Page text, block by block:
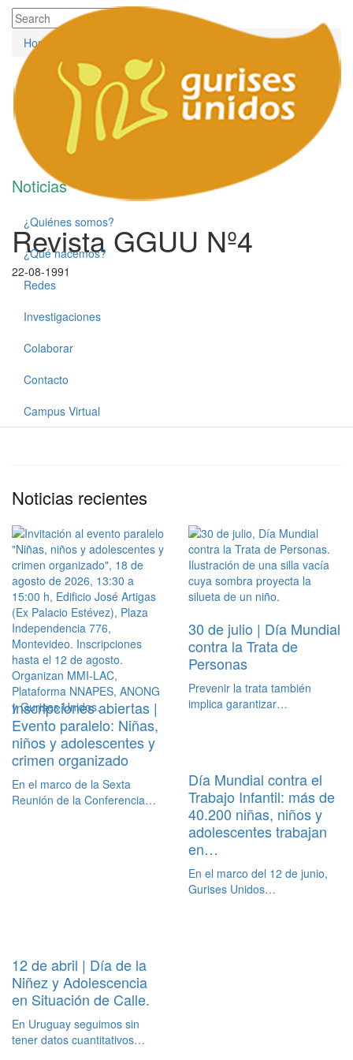
¿Quiénes somos?
¿Qué hacemos?
Redes
Investigaciones
Colaborar
Contacto
Campus Virtual
Home Revista GGUU Nº4
Noticias
Revista GGUU Nº4
22-08-1991
Noticias recientes
Inscripciones abiertas |
Evento paralelo: Niñas,
niños y adolescentes y
crimen organizado
En el marco de la Sexta
Reunión de la Conferencia…
30 de julio | Día Mundial
contra la Trata de
Personas
Prevenir la trata también
implica garantizar…
Día Mundial contra el
Trabajo Infantil: más de
40.200 niñas, niños y
adolescentes trabajan
en…
En el marco del 12 de junio,
Gurises Unidos…
12 de abril | Día de la
Niñez y Adolescencia
en Situación de Calle.
En Uruguay seguimos sin
tener datos cuantitativos…